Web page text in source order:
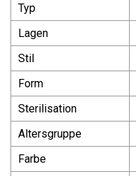
Typ
Lagen
Stil
Form
Sterilisation
Altersgruppe
Farbe